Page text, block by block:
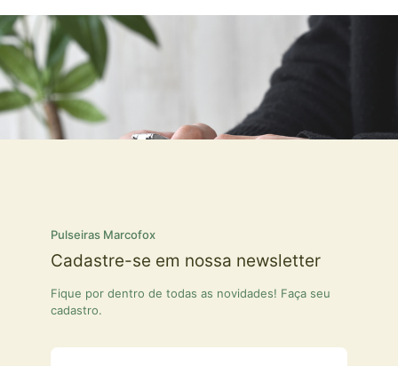
Pulseiras Marcofox
Cadastre-se em nossa newsletter
Fique por dentro de todas as novidades! Faça seu
cadastro.